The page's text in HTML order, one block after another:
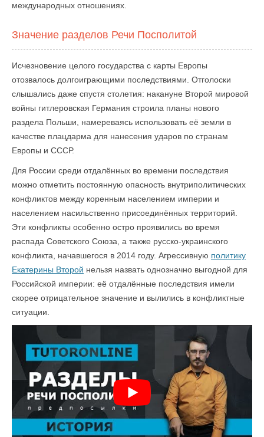
международных отношениях.
Значение разделов Речи Посполитой
Исчезновение целого государства с карты Европы
отозвалось долгоиграющими последствиями. Отголоски
слышались даже спустя столетия: накануне Второй мировой
войны гитлеровская Германия строила планы нового
раздела Польши, намереваясь использовать её земли в
качестве плацдарма для нанесения ударов по странам
Европы и СССР.
Для России среди отдалённых во времени последствия
можно отметить постоянную опасность внутриполитических
конфликтов между коренным населением империи и
населением насильственно присоединённых территорий.
Эти конфликты особенно остро проявились во время
распада Советского Союза, а также русско-украинского
конфликта, начавшегося в 2014 году. Агрессивную политику
Екатерины Второй нельзя назвать однозначно выгодной для
Российской империи: её отдалённые последствия имели
скорее отрицательное значение и вылились в конфликтные
ситуации.